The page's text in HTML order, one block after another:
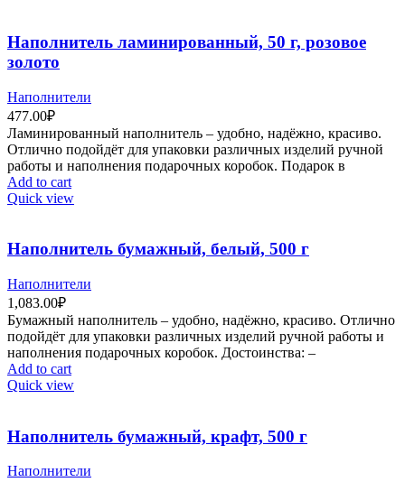
Наполнитель ламинированный, 50 г, розовое
золото
Наполнители
477.00₽
Ламинированный наполнитель – удобно, надёжно, красиво.
Отлично подойдёт для упаковки различных изделий ручной
работы и наполнения подарочных коробок. Подарок в
Add to cart
Quick view
Наполнитель бумажный, белый, 500 г
Наполнители
1,083.00₽
Бумажный наполнитель – удобно, надёжно, красиво. Отлично
подойдёт для упаковки различных изделий ручной работы и
наполнения подарочных коробок. Достоинства: –
Add to cart
Quick view
Наполнитель бумажный, крафт, 500 г
Наполнители